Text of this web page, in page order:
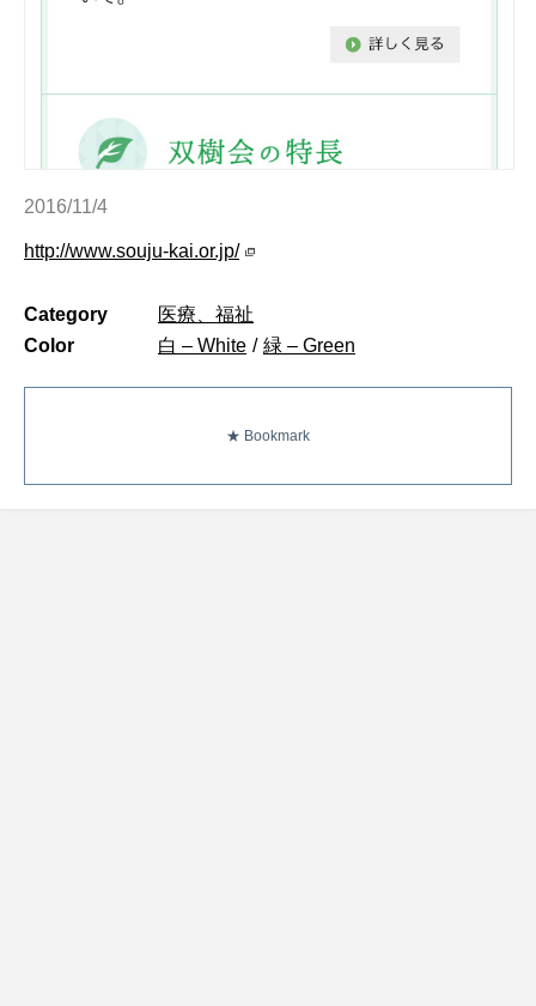
2016/11/4
http://www.souju-kai.or.jp/
Category
医療、福祉
Color
白 – White / 緑 – Green
★ Bookmark